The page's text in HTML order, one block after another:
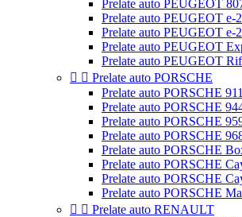
Prelate auto PEUGEOT
Prelate auto PEUGEOT e-
Prelate auto PEUGEOT e-
Prelate auto PEUGEOT
Prelate auto PEUGEOT
  Prelate auto PORSCHE
Prelate auto PORSCHE 911
Prelate auto PORSCHE
Prelate auto PORSCHE
Prelate auto PORSCHE
Prelate auto PORSCHE
Prelate auto PORSCHE
Prelate auto PORSCHE
Prelate auto PORSCHE
  Prelate auto RENAULT